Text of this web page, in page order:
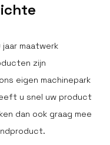
jaar maatwerk
zijn
eigen machinepark
u snel uw product
dan ook graag mee